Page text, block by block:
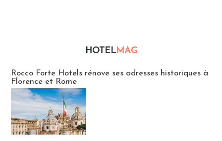
HOTELMAG
Rocco Forte Hotels rénove ses adresses historiques à
Florence et Rome